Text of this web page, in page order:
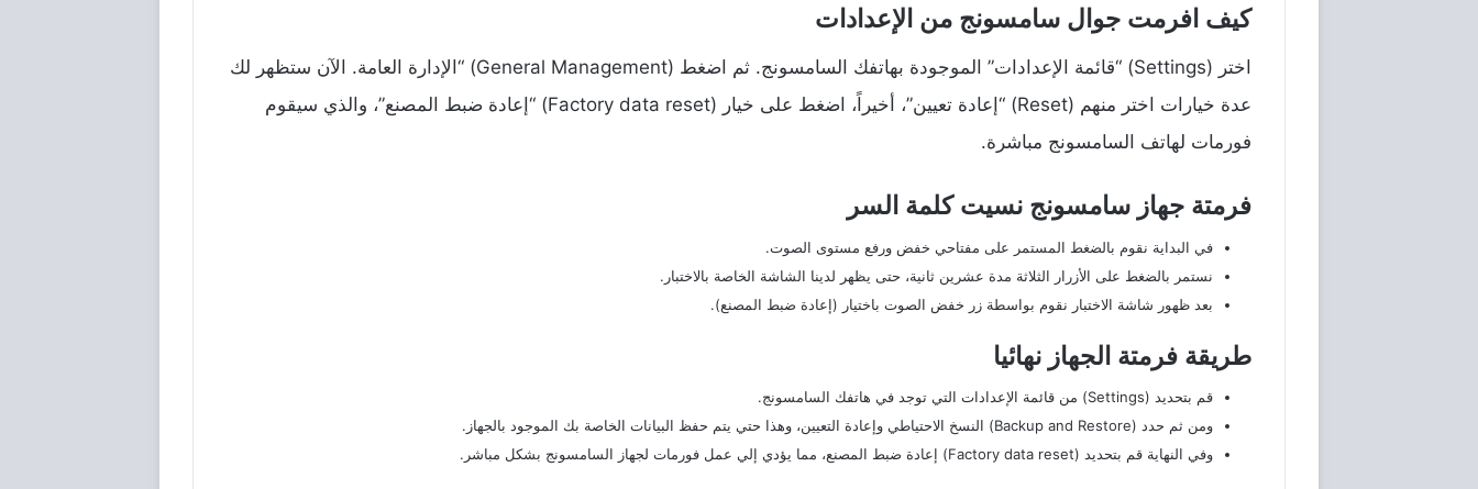
كيف افرمت جوال سامسونج من الإعدادات
اختر (Settings) “قائمة الإعدادات” الموجودة بهاتفك السامسونج. ثم اضغط (General Management) “الإدارة العامة. الآن ستظهر لك
عدة خيارات اختر منهم (Reset) “إعادة تعيين”، أخيراً، اضغط على خيار (Factory data reset) “إعادة ضبط المصنع”، والذي سيقوم
فورمات لهاتف السامسونج مباشرة.
فرمتة جهاز سامسونج نسيت كلمة السر
في البداية نقوم بالضغط المستمر على مفتاحي خفض ورفع مستوى الصوت.
نستمر بالضغط على الأزرار الثلاثة مدة عشرين ثانية، حتى يظهر لدينا الشاشة الخاصة بالاختبار.
بعد ظهور شاشة الاختبار نقوم بواسطة زر خفض الصوت باختيار (إعادة ضبط المصنع).
طريقة فرمتة الجهاز نهائيا
قم بتحديد (Settings) من قائمة الإعدادات التي توجد في هاتفك السامسونج.
ومن ثم حدد (Backup and Restore) النسخ الاحتياطي وإعادة التعيين، وهذا حتي يتم حفظ البيانات الخاصة بك الموجود بالجهاز.
وفي النهاية قم بتحديد (Factory data reset) إعادة ضبط المصنع، مما يؤدي إلي عمل فورمات لجهاز السامسونج بشكل مباشر.